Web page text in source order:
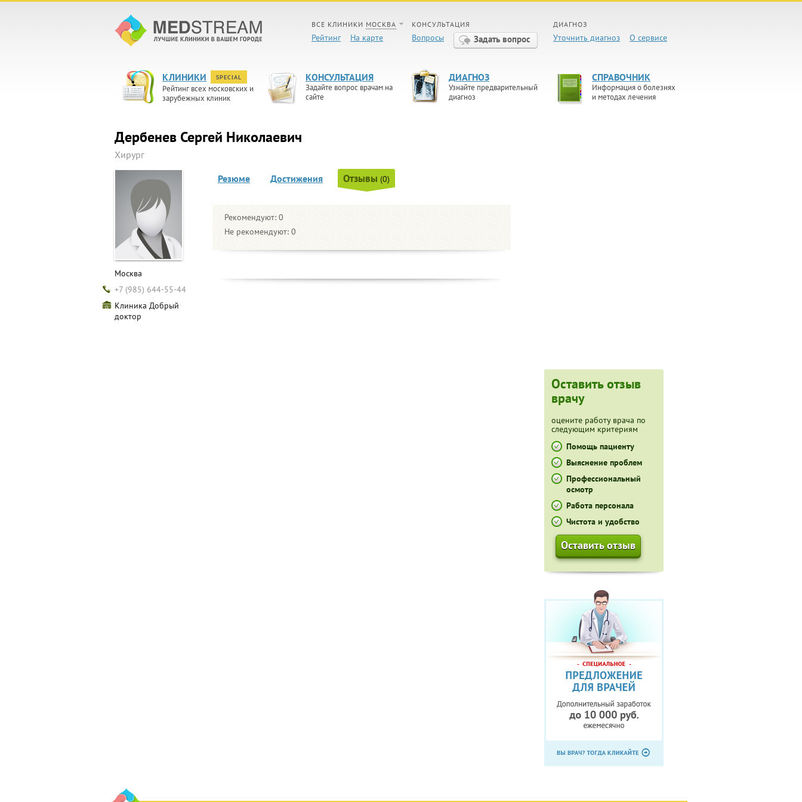
ВСЕ КЛИНИКИ МОСКВА
Рейтинг На карте
КОНСУЛЬТАЦИЯ
Вопросы Задать вопрос
ДИАГНОЗ
Уточнить диагноз О сервисе
КЛИНИКИ SPECIAL
Рейтинг всех московских и
зарубежных клиник
КОНСУЛЬТАЦИЯ
Задайте вопрос врачам на
сайте
ДИАГНОЗ
Узнайте предварительный
диагноз
СПРАВОЧНИК
Информация о болезнях
и методах лечения
Дербенев Сергей Николаевич
Хирург
Москва
+7 (985) 644-55-44
Клиника Добрый
доктор
Резюме Достижения Отзывы (0)
Рекомендуют: 0
Не рекомендуют: 0
Оставить отзыв
врачу
оцените работу врача по
следующим критериям
Помощь пациенту
Выяснение проблем
Профессиональный
осмотр
Работа персонала
Чистота и удобство
Оставить отзыв